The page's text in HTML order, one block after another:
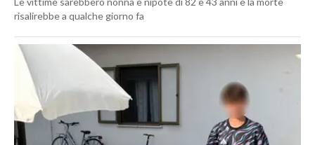
risalirebbe a qualche giorno fa